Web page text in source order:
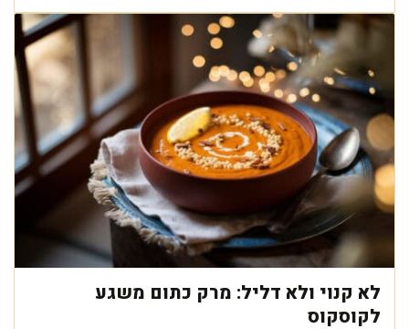
לא קנוי ולא דליל: מרק כתום משגע
לקוסקוס